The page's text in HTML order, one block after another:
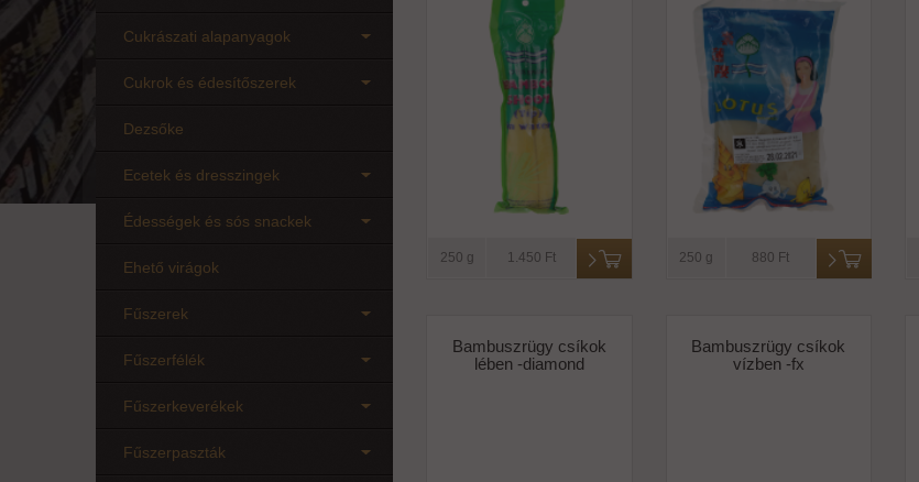
Cukrászati alapanyagok
Cukrok és édesítőszerek
Dezsőke
Ecetek és dresszingek
Édességek és sós snackek
Ehető virágok
Fűszerek
Fűszerfélék
Fűszerkeverékek
Fűszerpaszták
250 g 1.450 Ft 250 g 880 Ft
Bambuszrügy csíkok
lében -diamond
Bambuszrügy csíkok
vízben -fx